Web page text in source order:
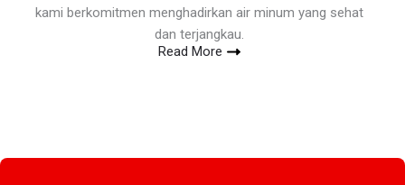
kami berkomitmen menghadirkan air minum yang sehat
dan terjangkau.
Read More